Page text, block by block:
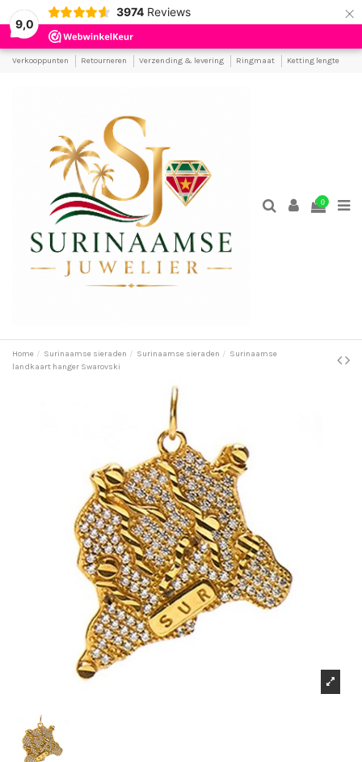
9,0
3974 Reviews ×
Verkooppunten Retourneren Verzending & levering Ringmaat Ketting lengte
0
Home Surinaamse sieraden Surinaamse sieraden
Surinaamse
landkaart hanger Swarovski